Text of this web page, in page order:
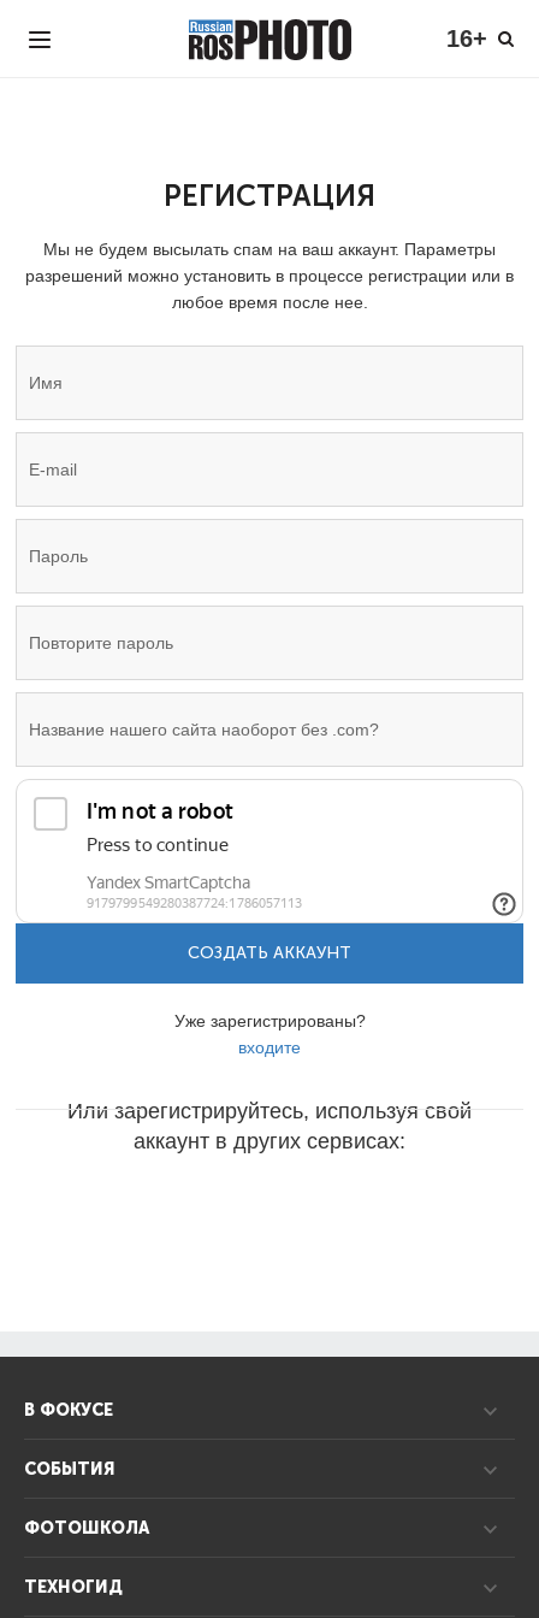
16+
РЕГИСТРАЦИЯ
Мы не будем высылать спам на ваш аккаунт. Параметры
разрешений можно установить в процессе регистрации или в
любое время после нее.
СОЗДАТЬ АККАУНТ
Уже зарегистрированы?
входите
Или зарегистрируйтесь, используя свой
аккаунт в других сервисах:
В ФОКУСЕ
СОБЫТИЯ
ФОТОШКОЛА
ТЕХНОГИД